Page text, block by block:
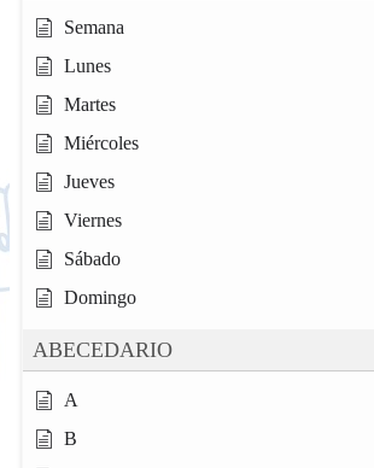
Semana
Lunes
Martes
Miércoles
Jueves
Viernes
Sábado
Domingo
ABECEDARIO
A
B